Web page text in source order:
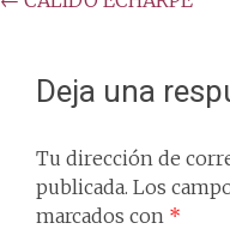
Deja una
Tu dirección de
publicada. Los
marcados con *